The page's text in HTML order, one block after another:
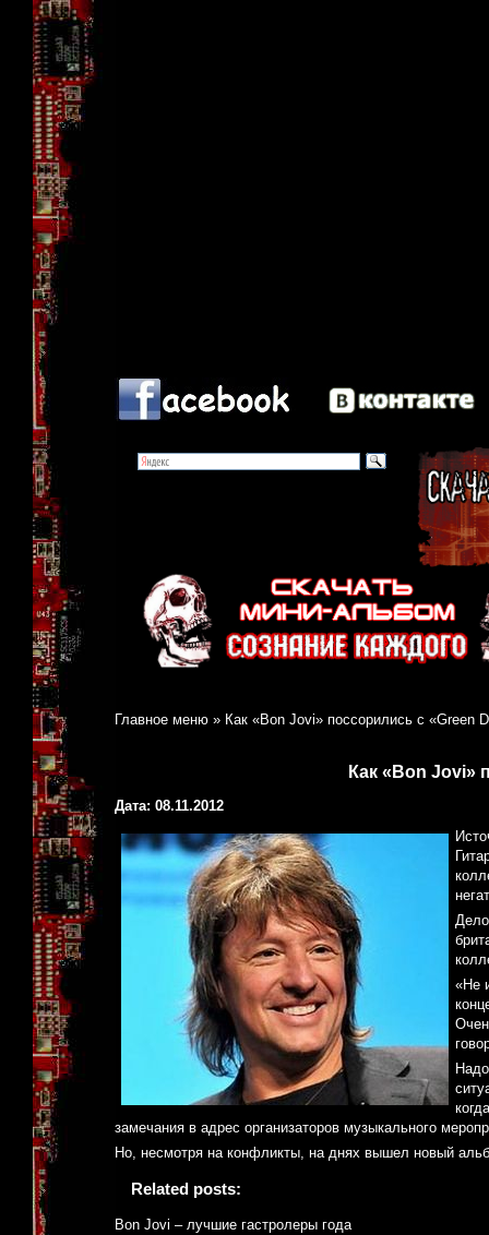
Главное меню » Как «Bon Jovi» поссорились с «Green
Как «Bon Jovi»
Дата: 08.11.2012
«Не
замечания в адрес организаторов музыкального
Но, несмотря на конфликты, на днях вышел новый
Related posts:
Bon Jovi – лучшие гастролеры года